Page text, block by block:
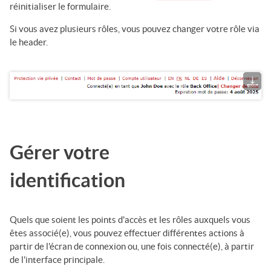
réinitialiser le formulaire.
Si vous avez plusieurs rôles, vous pouvez changer votre rôle via
le header.
Gérer votre
identification
Quels que soient les points d'accès et les rôles auxquels vous
êtes associé(e), vous pouvez effectuer différentes actions à
partir de l'écran de connexion ou, une fois connecté(e), à partir
de l'interface principale.